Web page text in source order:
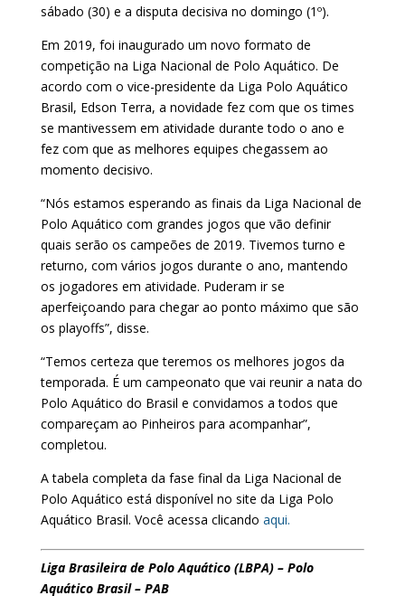
sábado (30) e a disputa decisiva no domingo (1º).
Em 2019, foi inaugurado um novo formato de
competição na Liga Nacional de Polo Aquático. De
acordo com o vice-presidente da Liga Polo Aquático
Brasil, Edson Terra, a novidade fez com que os times
se mantivessem em atividade durante todo o ano e
fez com que as melhores equipes chegassem ao
momento decisivo.
“Nós estamos esperando as finais da Liga Nacional de
Polo Aquático com grandes jogos que vão definir
quais serão os campeões de 2019. Tivemos turno e
returno, com vários jogos durante o ano, mantendo
os jogadores em atividade. Puderam ir se
aperfeiçoando para chegar ao ponto máximo que são
os playoffs”, disse.
“Temos certeza que teremos os melhores jogos da
temporada. É um campeonato que vai reunir a nata do
Polo Aquático do Brasil e convidamos a todos que
compareçam ao Pinheiros para acompanhar”,
completou.
A tabela completa da fase final da Liga Nacional de
Polo Aquático está disponível no site da Liga Polo
Aquático Brasil. Você acessa clicando aqui.
Liga Brasileira de Polo Aquático (LBPA) – Polo
Aquático Brasil – PAB